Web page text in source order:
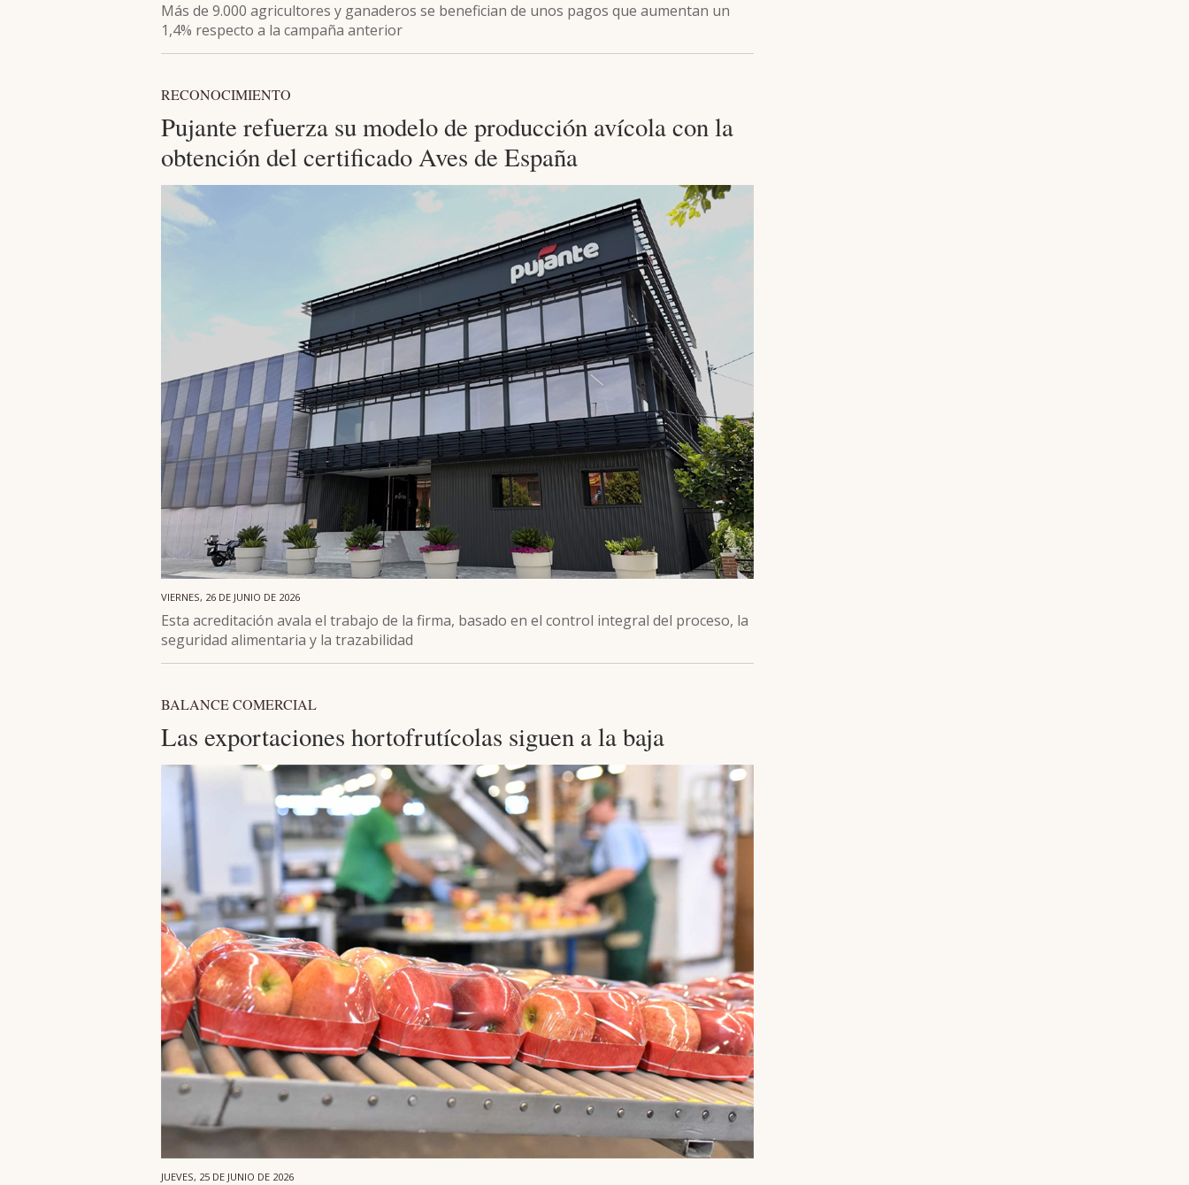
Más de 9.000 agricultores y ganaderos se benefician de unos pagos que aumentan un
1,4% respecto a la campaña anterior
RECONOCIMIENTO
Pujante refuerza su modelo de producción avícola con la
obtención del certificado Aves de España
VIERNES, 26 DE JUNIO DE 2026
Esta acreditación avala el trabajo de la firma, basado en el control integral del proceso, la
seguridad alimentaria y la trazabilidad
BALANCE COMERCIAL
Las exportaciones hortofrutícolas siguen a la baja
JUEVES, 25 DE JUNIO DE 2026